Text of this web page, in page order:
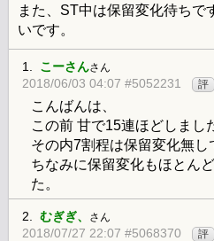
また、ST中は保留変化待ちで
いです。
1. こーさんさん
2018/06/03 04:07 #5052231 評
こんばんは、
この前 甘で15連ほどしまし
その内7割程は保留変化無し
ちなみに保留変化もほとん
た。
2. むぎぎ、 さん
2018/07/27 22:07 #5068370 評